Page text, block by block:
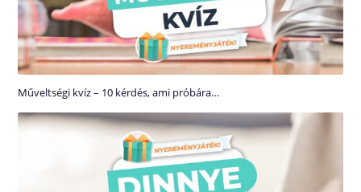
Műveltségi kvíz – 10 kérdés, ami próbára…